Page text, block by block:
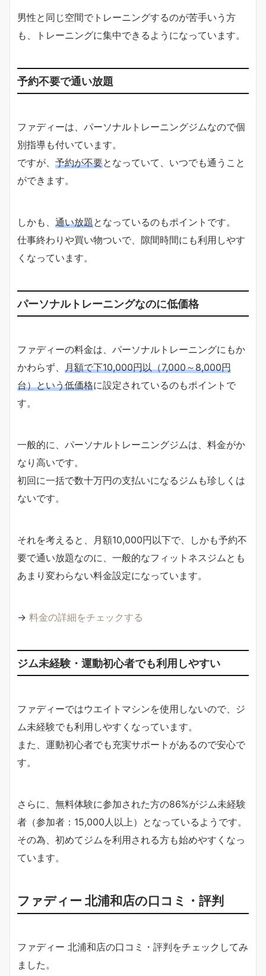
男性と同じ空間でトレーニングするのが苦手いう方
も、トレーニングに集中できるようになっています。
予約不要で通い放題
ファディーは、パーソナルトレーニングジムなので個
別指導も付いています。
ですが、 予約が不要となっていて、いつでも通うこと
ができます。
しかも、 通い放題となっているのもポイントです。
仕事終わりや買い物ついで、隙間時間にも利用しやす
くなっています。
パーソナルトレーニングなのに低価格
ファディーの料金は、パーソナルトレーニングにもか
かわらず、 月額で下10,000円以（7,000～8,000円
台）という低価格に設定されているのもポイントで
す。
一般的に、パーソナルトレーニングジムは、料金がか
なり高いです。
初回に一括で数十万円の支払いになるジムも珍しくは
ないです。
それを考えると、月額10,000円以下で、しかも予約不
要で通い放題なのに、一般的なフィットネスジムとも
あまり変わらない料金設定になっています。
→ 料金の詳細をチェックする
ジム未経験・運動初心者でも利用しやすい
ファディーではウエイトマシンを使用しないので、ジ
ム未経験でも利用しやすくなっています。
また、運動初心者でも充実サポートがあるので安心で
す。
さらに、無料体験に参加された方の86%がジム未経験
者（参加者：15,000人以上）となっているようです。
その為、初めてジムを利用される方も始めやすくなっ
ています。
ファディー 北浦和店の口コミ・評判
ファディー 北浦和店の口コミ・評判をチェックしてみ
ました。